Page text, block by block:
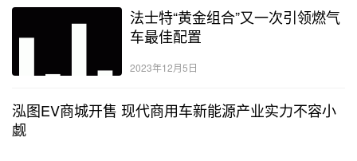
法士特“黄金组合”又一次引领燃气
车最佳配置
2023年12月5日
泓图EV商城开售 现代商用车新能源产业实力不容小
觑